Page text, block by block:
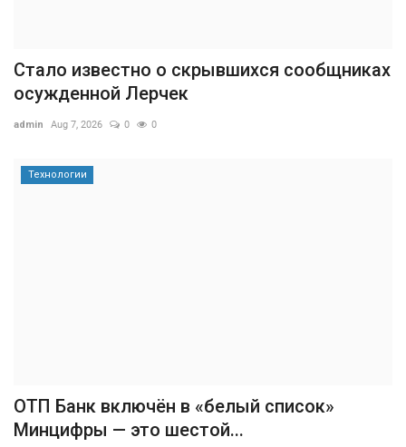
Стало известно о скрывшихся сообщниках
осужденной Лерчек
admin Aug 7, 2026 0 0
Технологии
ОТП Банк включён в «белый список»
Минцифры — это шестой...